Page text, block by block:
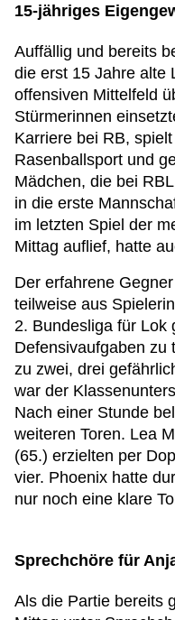
15-jähriges
Auffällig und bereits
die erst 15 Jahre alte
offensiven Mittelfeld
Stürmerinnen
Karriere bei RB,
Rasenballsport und
Mädchen, die bei
in die erste
im letzten Spiel der
Mittag auflief, hatte
Der erfahrene
teilweise aus
2. Bundesliga für Lok
Defensivaufgaben zu
zu zwei, drei
war der
Nach einer Stunde
weiteren Toren. Lea
(65.) erzielten per
vier. Phoenix hatte
nur noch eine klare
Sprechchöre für
Als die Partie bereits